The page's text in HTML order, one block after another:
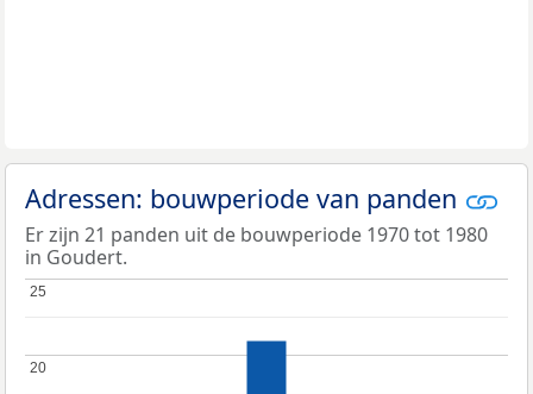
Adressen: bouwperiode van panden
Er zijn 21 panden uit de bouwperiode 1970 tot 1980
in Goudert.
20
20
25
25